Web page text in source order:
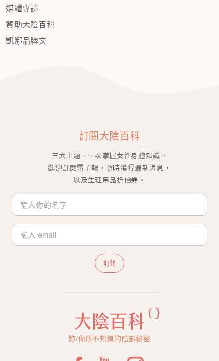
媒體專訪
贊助大陰百科
凱娜品牌文
訂閱大陰百科
三大主題，一次掌握女性身體知識。
歡迎訂閱電子報，隨時獲得最新消息，
以及生理用品折價券。
訂閱
妳/你所不知道的陰部秘密